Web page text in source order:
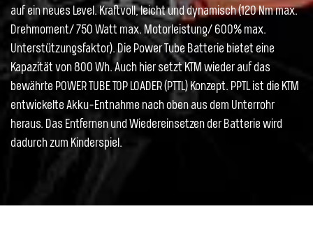
auf ein neues Level. Kraftvoll, leicht und dynamisch (120 Nm max.
Drehmoment/ 750 Watt max. Motorleistung/ 600% max.
Unterstützungsfaktor). Die Power Tube Batterie bietet eine
Kapazität von 800 Wh. Auch hier setzt KTM wieder auf das
bewährte POWER TUBE TOP LOADER (PTTL) Konzept. PPTL ist die KTM
entwickelte Akku-Entnahme nach oben aus dem Unterrohr
heraus. Das Entfernen und Wiedereinsetzen der Batterie wird
dadurch zum Kinderspiel.